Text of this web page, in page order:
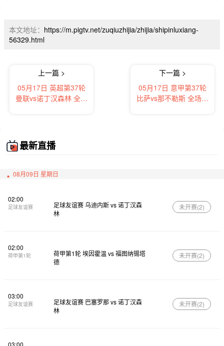
本文地址： https://m.pigtv.net/zuqiuzhijia/zhijia/shipinluxiang-
56329.html
上一篇 >
05月17日 英超第37轮
曼联vs诺丁汉森林 全场
下一篇 >
05月17日 意甲第37轮
比萨vs那不勒斯 全场录
最新直播
08月09日 星期日
02:00
足球友谊赛
足球友谊赛 乌迪内斯 vs 诺丁汉森
林
未开赛(2)
02:00
荷甲第1轮
荷甲第1轮 埃因霍温 vs 福图纳锡塔
德
未开赛(2)
03:00
足球友谊赛
足球友谊赛 巴塞罗那 vs 诺丁汉森
林
未开赛(2)
03:00